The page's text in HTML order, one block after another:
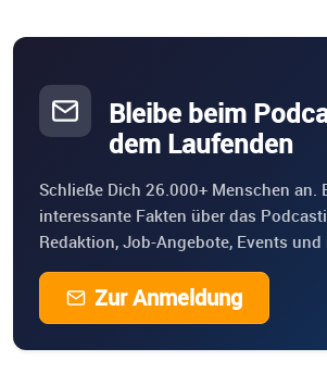
Bleibe beim
dem Laufenden
Schließe Dich 26.000+ Menschen an.
interessante Fakten über das
Redaktion, Job-Angebote, Events und
Zur Anmeldung